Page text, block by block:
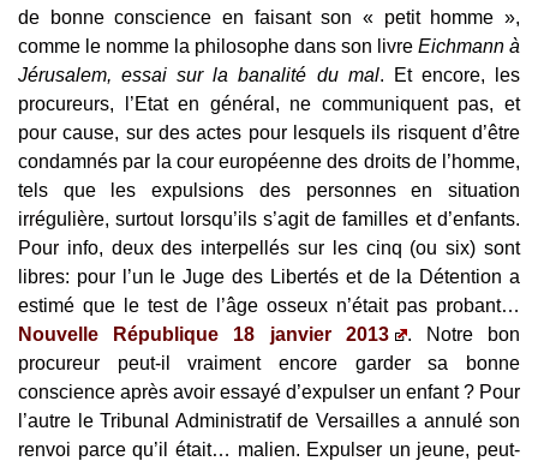
de bonne conscience en faisant son « petit homme »,
comme le nomme la philosophe dans son livre Eichmann à
Jérusalem, essai sur la banalité du mal. Et encore, les
procureurs, l’Etat en général, ne communiquent pas, et
pour cause, sur des actes pour lesquels ils risquent d’être
condamnés par la cour européenne des droits de l’homme,
tels que les expulsions des personnes en situation
irrégulière, surtout lorsqu’ils s’agit de familles et d’enfants.
Pour info, deux des interpellés sur les cinq (ou six) sont
libres: pour l’un le Juge des Libertés et de la Détention a
estimé que le test de l’âge osseux n’était pas probant…
Nouvelle République 18 janvier 2013
. Notre bon
procureur peut-il vraiment encore garder sa bonne
conscience après avoir essayé d’expulser un enfant ? Pour
l’autre le Tribunal Administratif de Versailles a annulé son
renvoi parce qu’il était… malien. Expulser un jeune, peut-